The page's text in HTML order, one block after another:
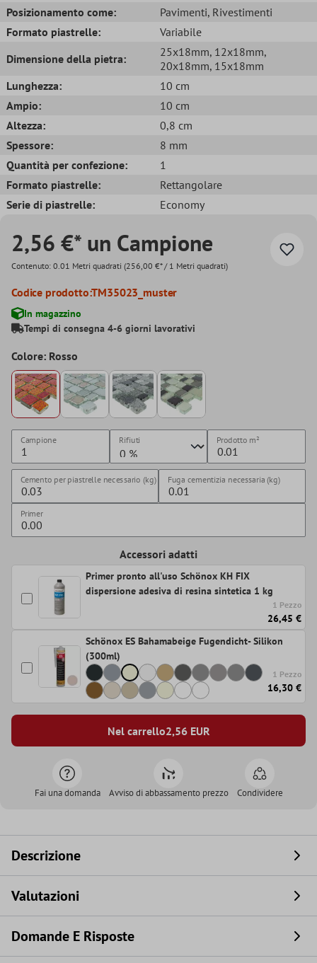
Posizionamento come:
Pavimenti, Rivestimenti
Formato piastrelle:
Variabile
Dimensione della pietra:
25x18mm, 12x18mm,
20x18mm, 15x18mm
Lunghezza:
10 cm
Ampio:
10 cm
Altezza:
0,8 cm
Spessore:
8 mm
Quantità per confezione:
1
Formato piastrelle:
Rettangolare
Serie di piastrelle:
Economy
2,56 €* un Campione
Contenuto: 0.01 Metri quadrati (256,00 €* / 1 Metri quadrati)
Codice prodotto:TM35023_muster
In magazzino
Tempi di consegna 4-6 giorni lavorativi
Colore: Rosso
Campione Rifiuti Prodotto m²
Cemento per piastrelle necessario (kg) Fuga cementizia necessaria (kg)
Primer
Accessori adatti
Primer pronto all'uso Schönox KH FIX
dispersione adesiva di resina sintetica 1 kg
1 Pezzo
26,45 €
Schönox ES Bahamabeige Fugendicht- Silikon
(300ml)
1 Pezzo
16,30 €
Nel carrello2,56EUR
Fai una domanda Avviso di abbassamento prezzo Condividere
Descrizione
Valutazioni
Domande E Risposte